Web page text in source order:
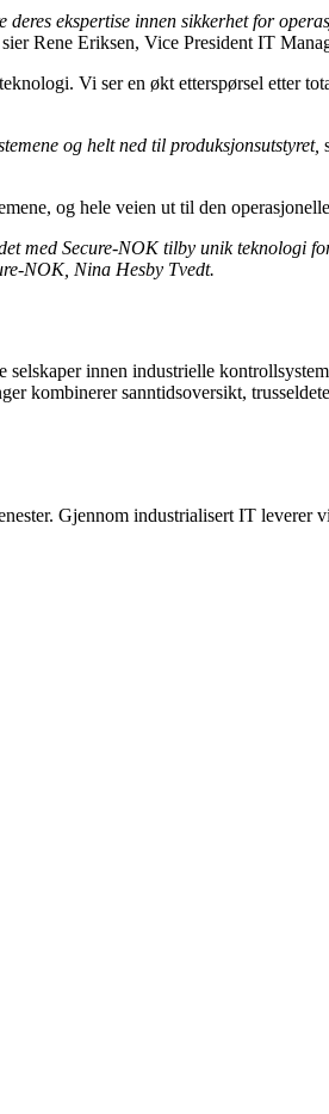
ekspertise innen sikkerhet for
sier Rene Eriksen, Vice President IT
Vi ser en økt etterspørsel etter
og helt ned til produksjonsutstyret,
og hele veien ut til den
med Secure-NOK tilby unik teknologi
NOK, Nina Hesby Tvedt.
innen industrielle
kombinerer sanntidsoversikt,
Gjennom industrialisert IT leverer